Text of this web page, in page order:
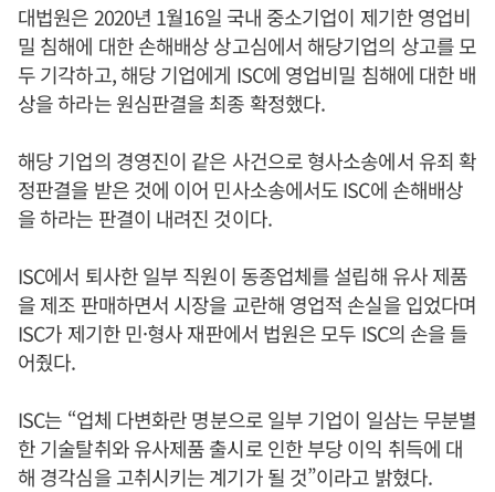
대법원은 2020년 1월16일 국내 중소기업이 제기한 영업비
밀 침해에 대한 손해배상 상고심에서 해당기업의 상고를 모
두 기각하고, 해당 기업에게 ISC에 영업비밀 침해에 대한 배
상을 하라는 원심판결을 최종 확정했다.
해당 기업의 경영진이 같은 사건으로 형사소송에서 유죄 확
정판결을 받은 것에 이어 민사소송에서도 ISC에 손해배상
을 하라는 판결이 내려진 것이다.
ISC에서 퇴사한 일부 직원이 동종업체를 설립해 유사 제품
을 제조 판매하면서 시장을 교란해 영업적 손실을 입었다며
ISC가 제기한 민·형사 재판에서 법원은 모두 ISC의 손을 들
어줬다.
ISC는 “업체 다변화란 명분으로 일부 기업이 일삼는 무분별
한 기술탈취와 유사제품 출시로 인한 부당 이익 취득에 대
해 경각심을 고취시키는 계기가 될 것”이라고 밝혔다.